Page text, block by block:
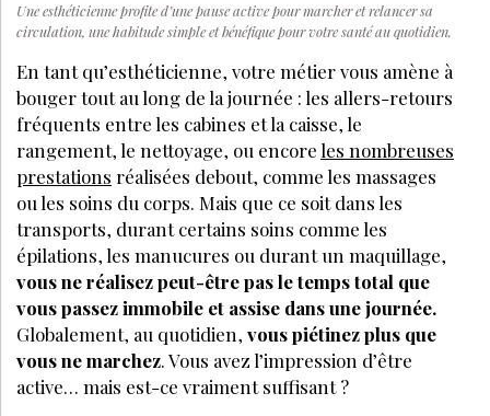
Une esthéticienne profite d’une pause active pour marcher et relancer sa
circulation, une habitude simple et bénéfique pour votre santé au quotidien.
En tant qu’esthéticienne, votre métier vous amène à
bouger tout au long de la journée : les allers-retours
fréquents entre les cabines et la caisse, le
rangement, le nettoyage, ou encore les nombreuses
prestations réalisées debout, comme les massages
ou les soins du corps. Mais que ce soit dans les
transports, durant certains soins comme les
épilations, les manucures ou durant un maquillage,
vous ne réalisez peut-être pas le temps total que
vous passez immobile et assise dans une journée.
Globalement, au quotidien, vous piétinez plus que
vous ne marchez. Vous avez l’impression d’être
active… mais est-ce vraiment suffisant ?